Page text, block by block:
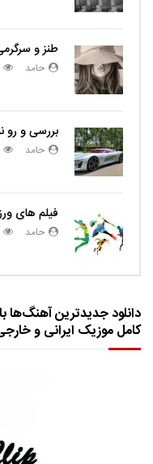
طنز و
حامد
بررسی و رو
حامد
فیلم های
حامد
دانلود جدیدترین آهنگ‌ها
کامل موزیک ایرانی و